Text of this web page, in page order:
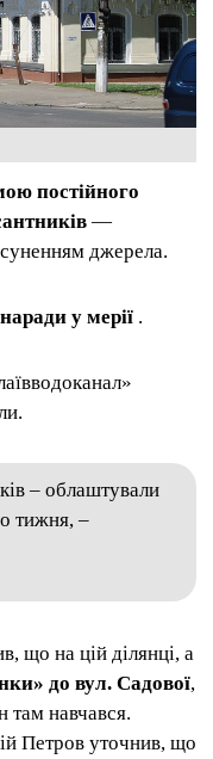
постійного
—
джерела.
у мерії .
– облаштували
тижня, –
що на цій ділянці, а
до вул. Садової,
там навчався.
Петров уточнив, що